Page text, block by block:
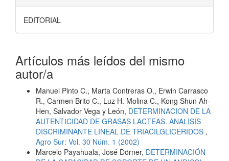
EDITORIAL
Artículos más leídos del mismo
autor/a
Manuel Pinto C., Marta Contreras O., Erwin Carrasco
R., Carmen Brito C., Luz H. Molina C., Kong Shun Ah-
Hen, Salvador Vega y León, DETERMINACION DE LA
AUTENTICIDAD DE GRASAS LACTEAS. ANALISIS
DISCRIMINANTE LINEAL DE TRIACILGLICERIDOS ,
Agro Sur: Vol. 30 Núm. 1 (2002)
Marcelo Payahuala, José Dörner, DETERMINACIÓN